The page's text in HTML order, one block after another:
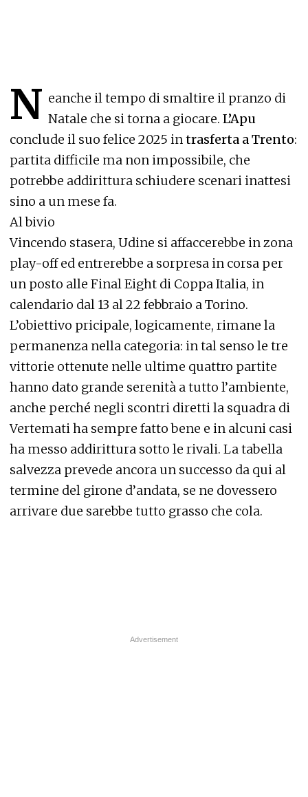
N eanche il tempo di smaltire il pranzo di
Natale che si torna a giocare. L’Apu
conclude il suo felice 2025 intrasferta a Trento:
partita difficile ma non impossibile, che
potrebbe addirittura schiudere scenari inattesi
sino a un mese fa.
Al bivio
Vincendo stasera, Udine si affaccerebbe in zona
play-off ed entrerebbe a sorpresa in corsa per
un posto alle Final Eight di Coppa Italia, in
calendario dal 13 al 22 febbraio a Torino.
L’obiettivo pricipale, logicamente, rimane la
permanenza nella categoria: in tal senso le tre
vittorie ottenute nelle ultime quattro partite
hanno dato grande serenità a tutto l’ambiente,
anche perché negli scontri diretti la squadra di
Vertemati ha sempre fatto bene e in alcuni casi
ha messo addirittura sotto le rivali. La tabella
salvezza prevede ancora un successo da qui al
termine del girone d’andata, se ne dovessero
arrivare due sarebbe tutto grasso che cola.